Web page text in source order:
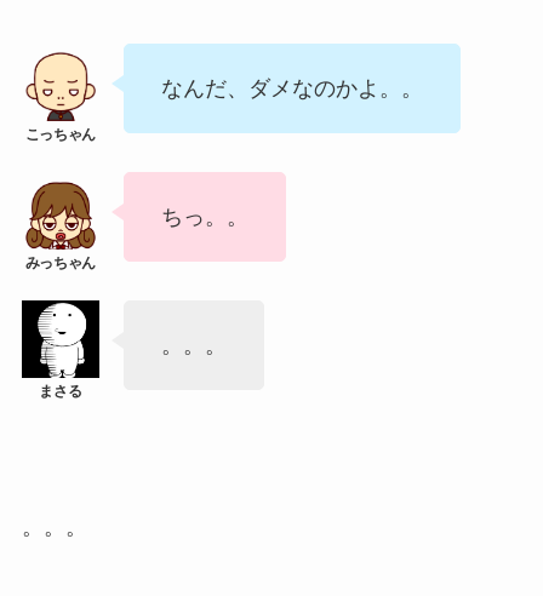
なんだ、ダメなのかよ。。
ちっ。。
。。。
。。。